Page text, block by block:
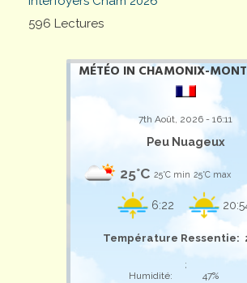
596 Lectures
MÉTÉO IN CHAMONIX-
7th Août, 2026 - 16:11
Peu Nuageux
25°C 25°C min 25°C max
6:22
Température Ressentie:
;
Humidité:
47%